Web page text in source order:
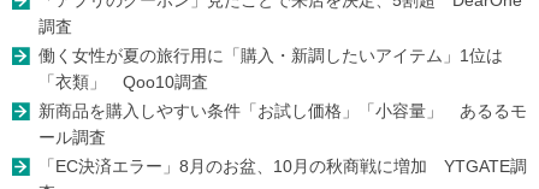
調査
働く女性が夏の旅行用に「購入・新調したいアイテム」1位は
「衣類」 Qoo10調査
新商品を購入しやすい条件「お試し価格」「小容量」 あるるモ
ール調査
「EC決済エラー」8月のお盆、10月の秋商戦に増加 YTGATE調